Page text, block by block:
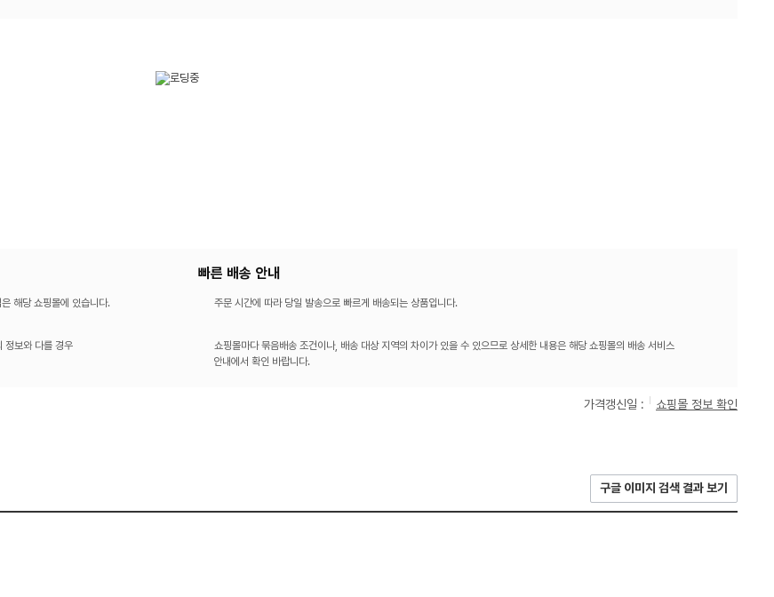
해당 쇼핑몰에 있습니다.
정보와 다를 경우
빠른 배송 안내
주문 시간에 따라 당일 발송으로 빠르게 배송되는 상품입니다.
쇼핑몰마다 묶음배송 조건이나, 배송 대상 지역의 차이가 있을 수 있으므로 상세한 내용은 해당 쇼핑몰의 배송 서비스
안내에서 확인 바랍니다.
가격갱신일 : 쇼핑몰 정보 확인
구글 이미지 검색 결과 보기